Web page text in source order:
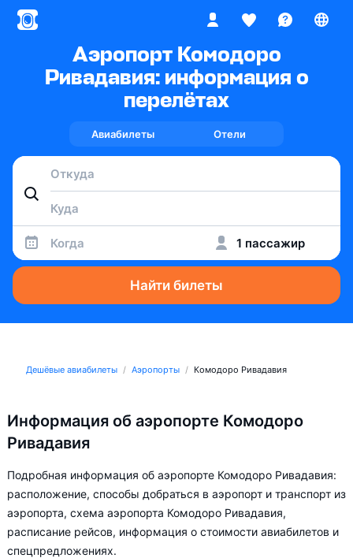
Аэропорт Комодоро
Ривадавия: информация о
перелётах
Авиабилеты Отели
Когда 1 пассажир
Найти билеты
Дешёвые авиабилеты Аэропорты Комодоро Ривадавия
Информация об аэропорте Комодоро
Ривадавия
Подробная информация об аэропорте Комодоро Ривадавия:
расположение, способы добраться в аэропорт и транспорт из
аэропорта, схема аэропорта Комодоро Ривадавия,
расписание рейсов, информация о стоимости авиабилетов и
спецпредложениях.